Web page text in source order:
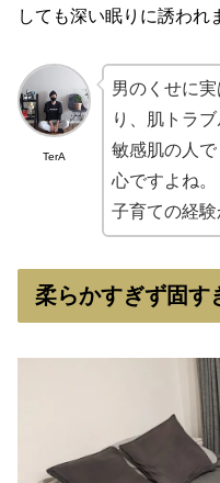
しても深い眠りに誘われ
TerA
男のくせに
り、肌トラ
敏感肌の人
心ですよね。
子育ての経
柔らかすぎず固す